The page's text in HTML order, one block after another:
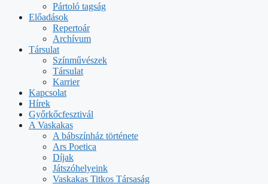
Pártoló tagság
Előadások
Repertoár
Archívum
Társulat
Színművészek
Társulat
Karrier
Kapcsolat
Hírek
Győrkőcfesztivál
A Vaskakas
A bábszínház története
Ars Poetica
Díjak
Játszóhelyeink
Vaskakas Titkos Társaság